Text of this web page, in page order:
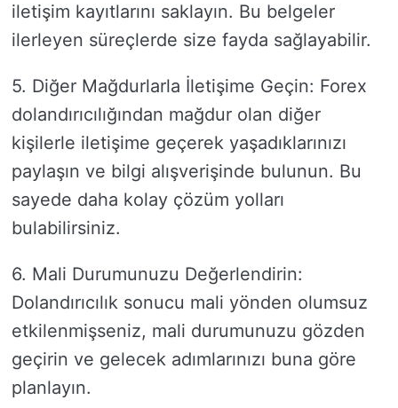
iletişim kayıtlarını saklayın. Bu belgeler
ilerleyen süreçlerde size fayda sağlayabilir.
5. Diğer Mağdurlarla İletişime Geçin: Forex
dolandırıcılığından mağdur olan diğer
kişilerle iletişime geçerek yaşadıklarınızı
paylaşın ve bilgi alışverişinde bulunun. Bu
sayede daha kolay çözüm yolları
bulabilirsiniz.
6. Mali Durumunuzu Değerlendirin:
Dolandırıcılık sonucu mali yönden olumsuz
etkilenmişseniz, mali durumunuzu gözden
geçirin ve gelecek adımlarınızı buna göre
planlayın.